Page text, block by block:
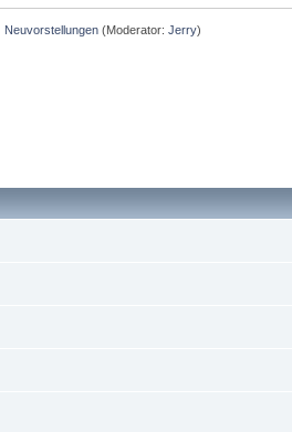
Neuvorstellungen (Moderator:Jerry)